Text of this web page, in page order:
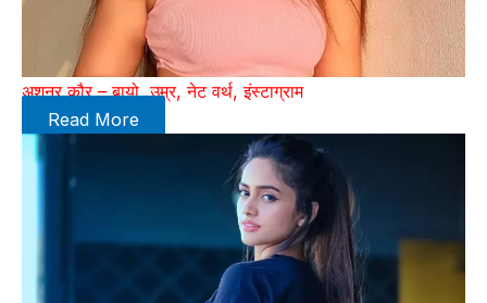
अशनूर कौर – बायो, उम्र, नेट वर्थ, इंस्टाग्राम
Read More